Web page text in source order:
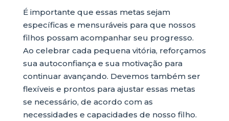
É importante que essas metas sejam
específicas e mensuráveis para que nossos
filhos possam acompanhar seu progresso.
Ao celebrar cada pequena vitória, reforçamos
sua autoconfiança e sua motivação para
continuar avançando. Devemos também ser
flexíveis e prontos para ajustar essas metas
se necessário, de acordo com as
necessidades e capacidades de nosso filho.